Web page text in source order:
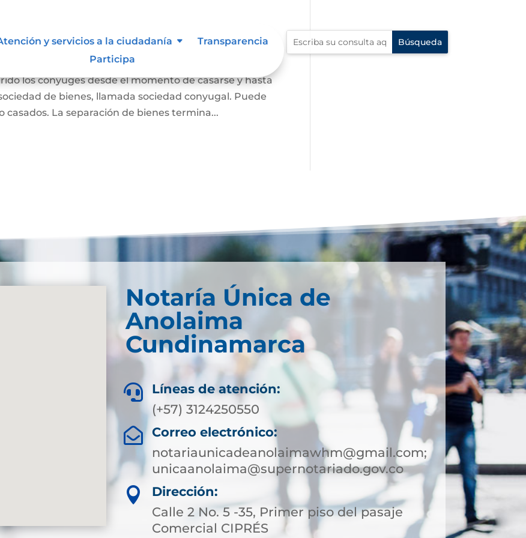
y servicios a la ciudadanía
Transparencia
Participa
de Sociedad
los cónyuges desde el momento de casarse y hasta
de bienes, llamada sociedad conyugal. Puede
La separación de bienes termina...
Notaría Única de
Anolaima
Cundinamarca

Líneas de atención:
(+57) 3124250550

Correo electrónico:
notariaunicadeanolaimawhm@gmail.com;
unicaanolaima@supernotariado.gov.co

Dirección:
Calle 2 No. 5 -35, Primer piso del pasaje
Comercial CIPRÉS